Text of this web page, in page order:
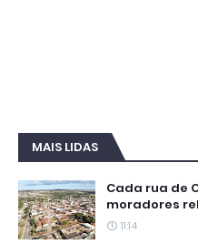
MAIS LIDAS
Cada rua de
moradores
11:14